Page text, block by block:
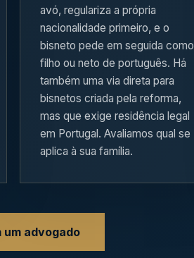
avó, regulariza a própria
nacionalidade primeiro, e o
bisneto pede em seguida como
filho ou neto de português. Há
também uma via direta para
bisnetos criada pela reforma,
mas que exige residência legal
em Portugal. Avaliamos qual se
aplica à sua família.
um advogado